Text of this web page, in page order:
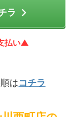
ラ
払い▲
はコチラ